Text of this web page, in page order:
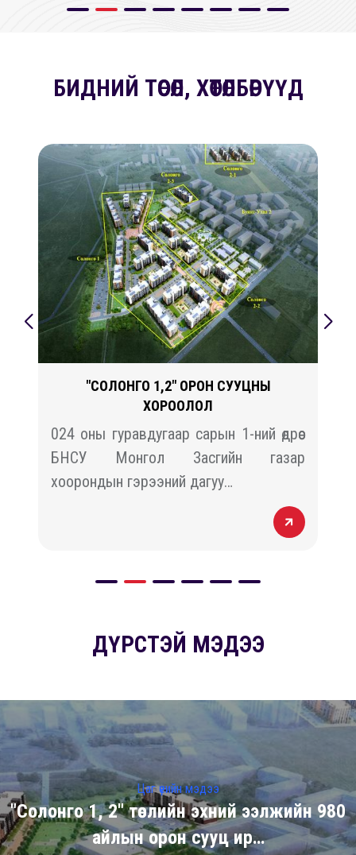
БИДНИЙ ТӨСӨЛ, ХӨТӨЛБӨРҮҮД
"СОЛОНГО 1,2" ОРОН СУУЦНЫ
ХОРООЛОЛ
024 оны гуравдугаар сарын 1-ний өдрөөс
БНСУ Монгол Засгийн газар
хоорондын гэрээний дагуу…
ДҮРСТЭЙ МЭДЭЭ
Цаг үеийн мэдээ
"Солонго 1, 2" төслийн эхний ээлжийн 980
айлын орон сууц ир…